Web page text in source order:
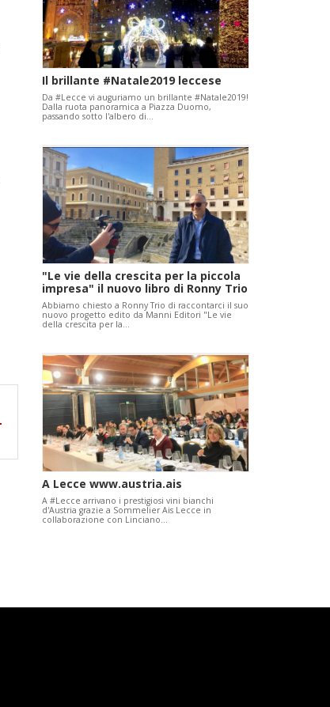
Il brillante #Natale2019 leccese
Da #Lecce vi auguriamo un brillante #Natale2019!
Dalla ruota panoramica a Piazza Duomo,
passando sotto l'albero di…
"Le vie della crescita per la piccola
impresa" il nuovo libro di Ronny Trio
Abbiamo chiesto a Ronny Trio di raccontarci il suo
nuovo progetto edito da Manni Editori "Le vie
della crescita per la…
A Lecce www.austria.ais
A #Lecce arrivano i prestigiosi vini bianchi
d'Austria grazie a Sommelier Ais Lecce in
collaborazione con Linciano…